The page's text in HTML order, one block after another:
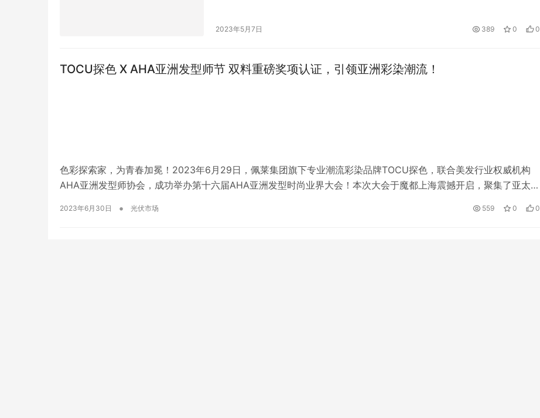
他还是“养身”方面的专家！是的，按照专家的建议，天黑就赶紧回家，早点关
2023年5月7日 389 0 0
TOCU探色 X AHA亚洲发型师节 双料重磅奖项认证，引领亚洲彩染潮流！
色彩探索家，为青春加冕！2023年6月29日，佩莱集团旗下专业潮流彩染品牌TOCU探色，联合美发行业权威机构
AHA亚洲发型师协会，成功举办第十六届AHA亚洲发型时尚业界大会！本次大会于魔都上海震撼开启，聚集了亚太区
业权威媒体争相报道，曝光量达数十亿! 全球…
2023年6月30日 • 光伏市场 559 0 0